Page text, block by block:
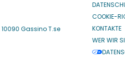
Gassino T.se
COOKIE-
KONTAKTE
WER WIR